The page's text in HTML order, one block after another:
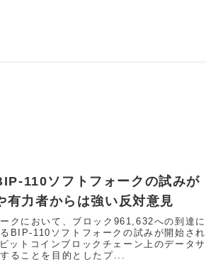
110ソフトフォークの試みが
力者からは強い反対意見
クにおいて、ブロック961,632への到達に
BIP-110ソフトフォークの試みが開始され
ットコインブロックチェーン上のデータサ
ることを目的としたプ...